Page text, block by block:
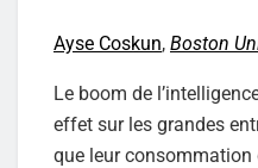
Ayse Coskun, Boston
Le boom de
effet sur les grandes
que leur consommation